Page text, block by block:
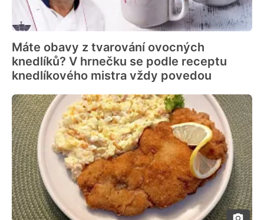
Máte obavy z tvarování ovocných
knedlíků? V hrnečku se podle receptu
knedlíkového mistra vždy povedou